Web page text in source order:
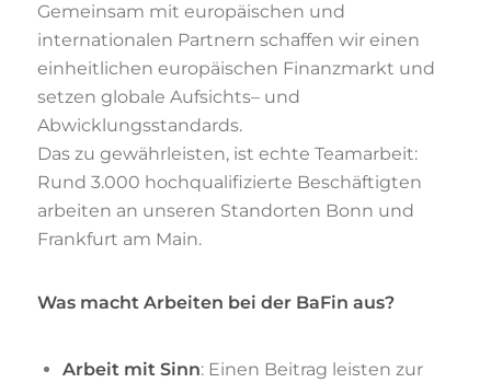
Gemeinsam mit europäischen und
internationalen Partnern schaffen wir einen
einheitlichen europäischen Finanzmarkt und
setzen globale Aufsichts– und
Abwicklungsstandards.
Das zu gewährleisten, ist echte Teamarbeit:
Rund 3.000 hochqualifizierte Beschäftigten
arbeiten an unseren Standorten Bonn und
Frankfurt am Main.
Was macht Arbeiten bei der BaFin aus?
Arbeit mit Sinn: Einen Beitrag leisten zur